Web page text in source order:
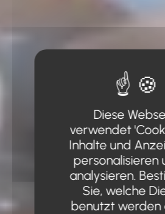
Diese
verwendet
Inhalte und
personalisieren
analysieren.
Sie, welche
benutzt werden